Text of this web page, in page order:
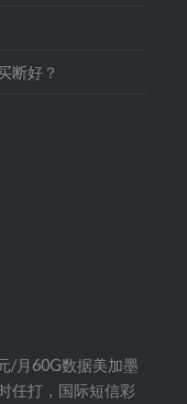
断好？
/月60G数据美加墨
任打，国际短信彩